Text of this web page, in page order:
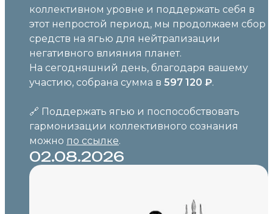
коллективном уровне и поддержать себя в
этот непростой период, мы продолжаем сбор
средств на ягью для нейтрализации
негативного влияния планет.
На сегодняшний день, благодаря вашему
участию, собрана сумма в 597 120 ₽.
🔗 Поддержать ягью и поспособствовать
гармонизации коллективного сознания
можно по ссылке.
02.08.2026